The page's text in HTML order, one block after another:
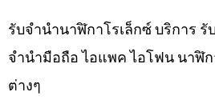
รับจำนำนาฬิกาโรเล็กซ์ บริการ
จำนำมือถือ ไอแพค ไอโฟน นาฬิ
ต่างๆ